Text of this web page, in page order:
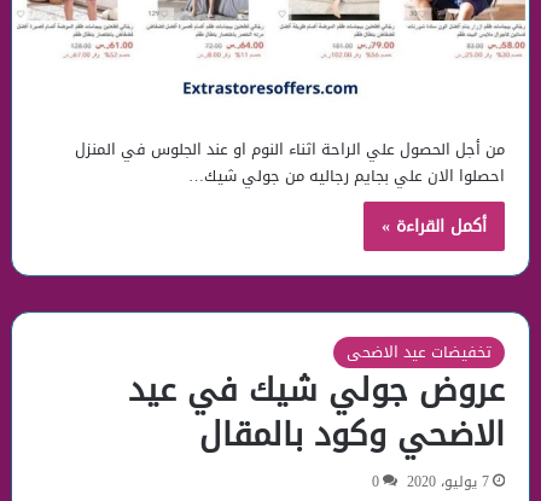
من أجل الحصول علي الراحة اثناء النوم او عند الجلوس في المنزل
احصلوا الان علي بجايم رجاليه من جولي شيك…
أكمل القراءة »
تخفيضات عيد الاضحى
عروض جولي شيك في عيد
الاضحي وكود بالمقال
7 يوليو، 2020 0